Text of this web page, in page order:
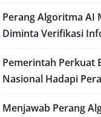
Perang Algoritma AI
Diminta Verifikasi
Pemerintah Perkuat
Nasional Hadapi
Menjawab Perang